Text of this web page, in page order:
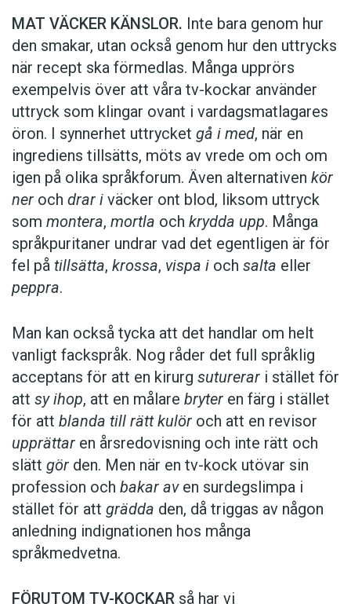
MAT VÄCKER KÄNSLOR. Inte bara genom hur
den smakar, utan också genom hur den uttrycks
när recept ska förmedlas. Många upprörs
exempelvis över att våra tv-kockar använder
uttryck som klingar ovant i vardagsmatlagares
öron. I synnerhet uttrycket gå i med, när en
ingrediens tillsätts, möts av vrede om och om
igen på olika språkforum. Även alternativen kör
ner och drar i väcker ont blod, liksom uttryck
som montera, mortla och krydda upp. Många
språkpuritaner undrar vad det egentligen är för
fel på tillsätta, krossa, vispa i och salta eller
peppra.
Man kan också tycka att det handlar om helt
vanligt fackspråk. Nog råder det full språklig
acceptans för att en kirurg suturerar i stället för
att sy ihop, att en målare bryter en färg i stället
för att blanda till rätt kulör och att en revisor
upprättar en årsredovisning och inte rätt och
slätt gör den. Men när en tv-kock utövar sin
profession och bakar aven surdegslimpa i
stället för att grädda den, då triggas av någon
anledning indignationen hos många
språkmedvetna.
FÖRUTOM TV-KOCKAR så har vi